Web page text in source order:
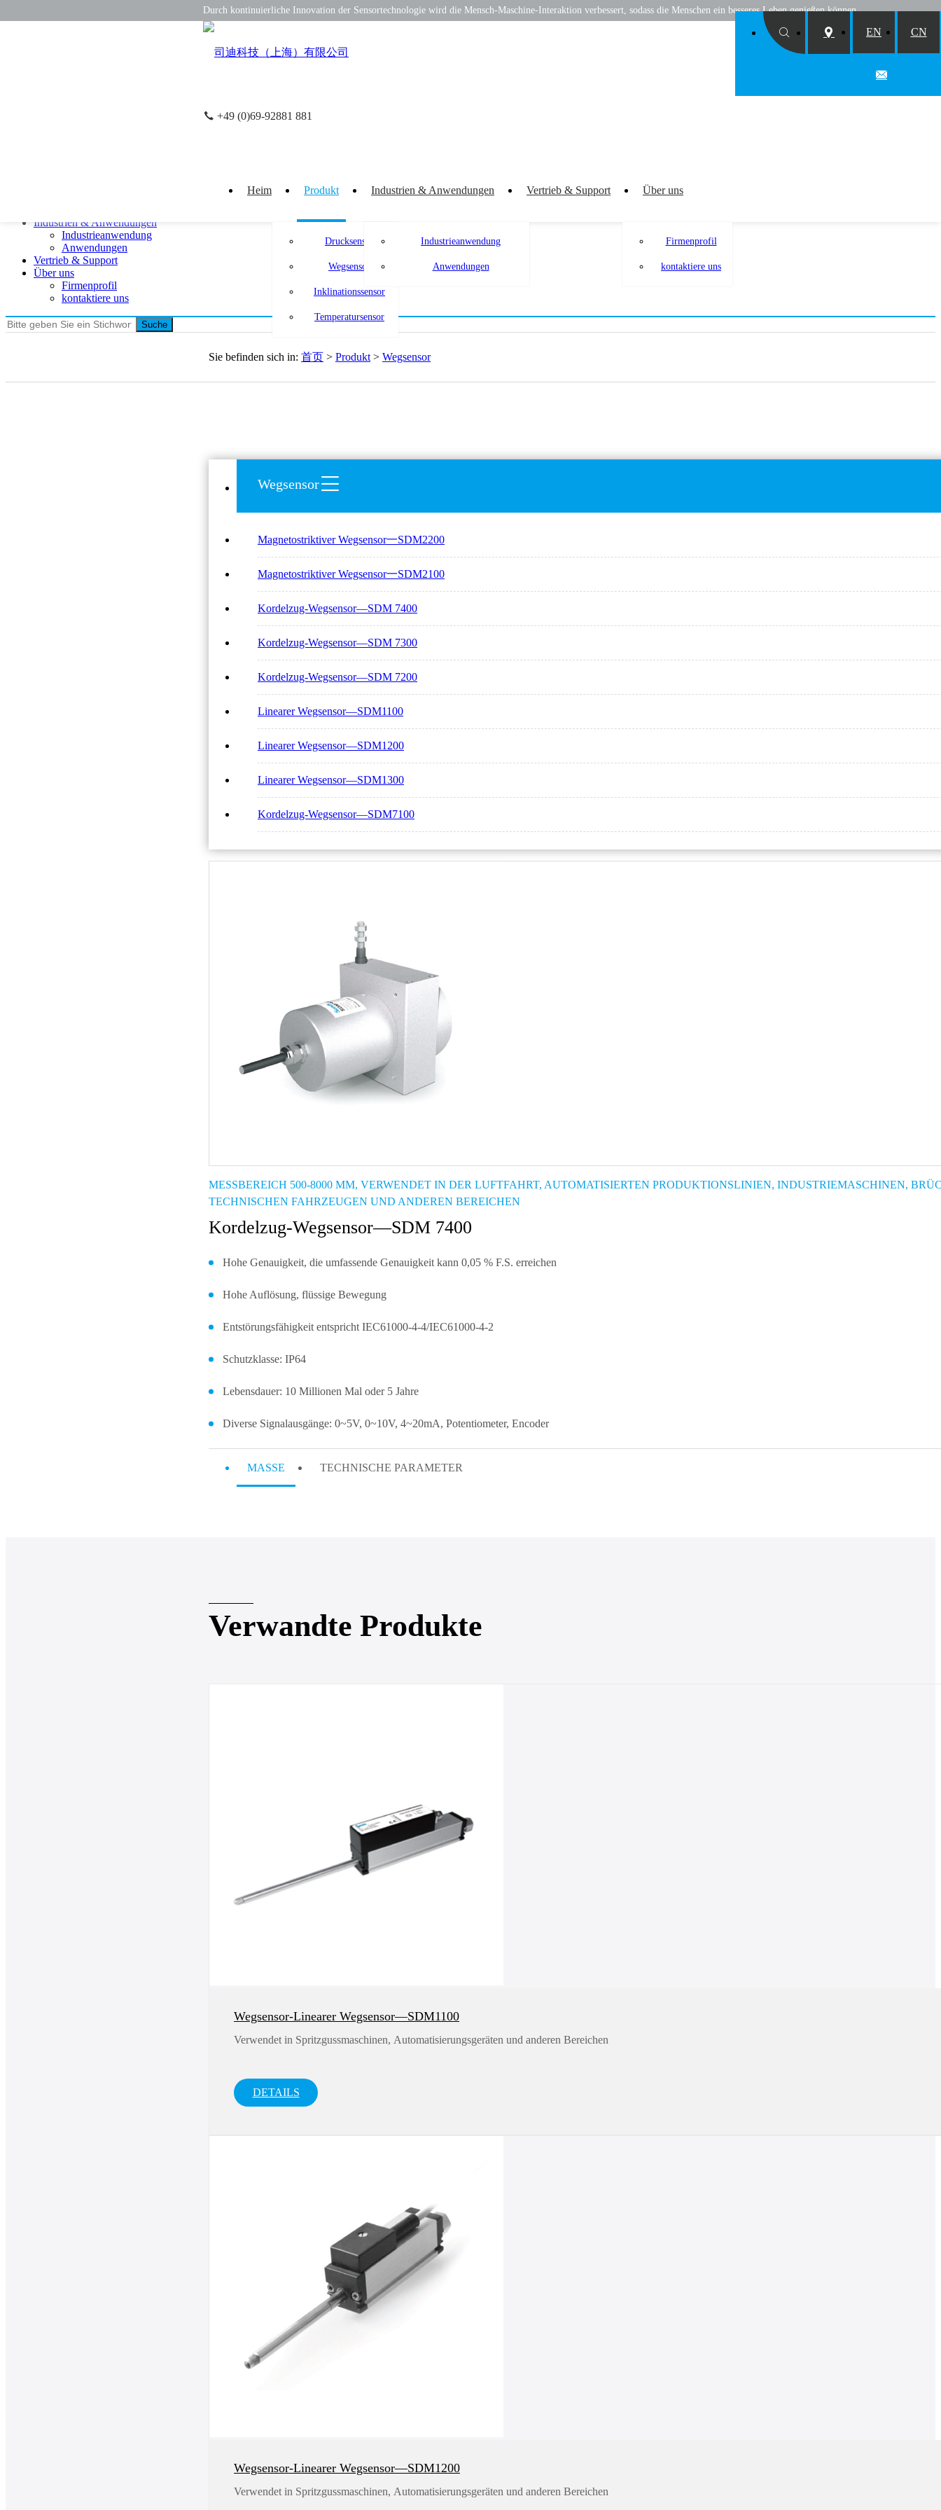
Durch kontinuierliche Innovation der Sensortechnologie wird die Mensch-Maschine-Interaktion verbessert, sodass die Menschen ein besseres Leben genießen können
+49 (0)69-92881 881
Heim Produkt
Drucksensor
Wegsensor
Inklinationssensor
Temperatursensor
Industrien & Anwendungen
Industrieanwendung
Anwendungen
Vertrieb & Support Über uns
Firmenprofil
kontaktiere uns
EN CN
Industrien & Anwendungen
Industrieanwendung
Anwendungen
Vertrieb & Support
Über uns
Firmenprofil
kontaktiere uns
Suche
Sie befinden sich in: 首页 > Produkt > Wegsensor
Wegsensor
Magnetostriktiver Wegsensor一SDM2200
Magnetostriktiver Wegsensor一SDM2100
Kordelzug-Wegsensor—SDM 7400
Kordelzug-Wegsensor—SDM 7300
Kordelzug-Wegsensor—SDM 7200
Linearer Wegsensor—SDM1100
Linearer Wegsensor—SDM1200
Linearer Wegsensor—SDM1300
Kordelzug-Wegsensor—SDM7100
MESSBEREICH 500-8000 MM, VERWENDET IN DER LUFTFAHRT, AUTOMATISIERTEN PRODUKTIONSLINIEN, INDUSTRIEMASCHINEN,
TECHNISCHEN FAHRZEUGEN UND ANDEREN BEREICHEN
Kordelzug-Wegsensor—SDM 7400
Hohe Genauigkeit, die umfassende Genauigkeit kann 0,05 % F.S. erreichen
Hohe Auflösung, flüssige Bewegung
Entstörungsfähigkeit entspricht IEC61000-4-4/IEC61000-4-2
Schutzklasse: IP64
Lebensdauer: 10 Millionen Mal oder 5 Jahre
Diverse Signalausgänge: 0~5V, 0~10V, 4~20mA, Potentiometer, Encoder
MASSE TECHNISCHE PARAMETER
Verwandte Produkte
Wegsensor-Linearer Wegsensor—SDM1100
Verwendet in Spritzgussmaschinen, Automatisierungsgeräten und anderen Bereichen
DETAILS
Wegsensor-Linearer Wegsensor—SDM1200
Verwendet in Spritzgussmaschinen, Automatisierungsgeräten und anderen Bereichen